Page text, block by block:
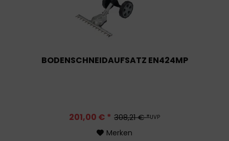
BODENSCHNEIDAUFSATZ EN424MP
308,21 € *UVP
201,00 € *
Merken